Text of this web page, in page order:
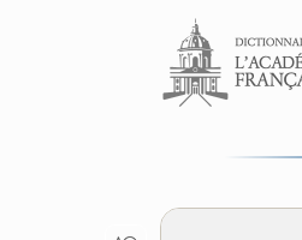
Aller au contenu